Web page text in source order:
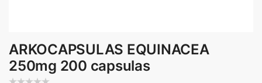
ARKOCAPSULAS EQUINACEA
250mg 200 capsulas